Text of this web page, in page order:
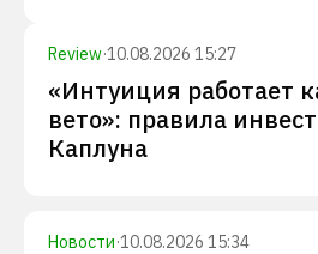
Review·10.08.2026 15:27
«Интуиция работает
вето»: правила
Каплуна
Новости·10.08.2026 15:34